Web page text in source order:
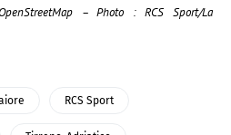
– Photo : RCS Sport/La
RCS Sport